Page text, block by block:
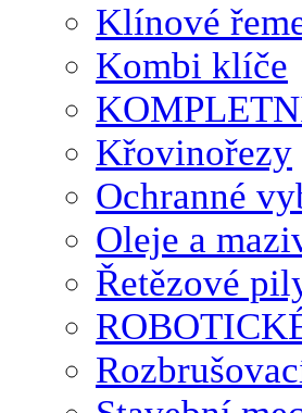
Klínové
Kombi klíče
Křovinořezy
Ochranné
Oleje a
Řetězové